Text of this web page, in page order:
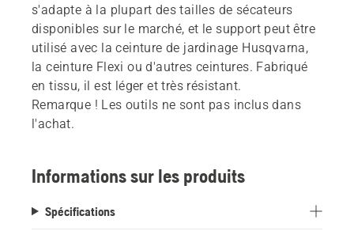
s'adapte à la plupart des tailles de sécateurs
disponibles sur le marché, et le support peut être
utilisé avec la ceinture de jardinage Husqvarna,
la ceinture Flexi ou d'autres ceintures. Fabriqué
en tissu, il est léger et très résistant.
Remarque ! Les outils ne sont pas inclus dans
l'achat.
Informations sur les produits
Spécifications